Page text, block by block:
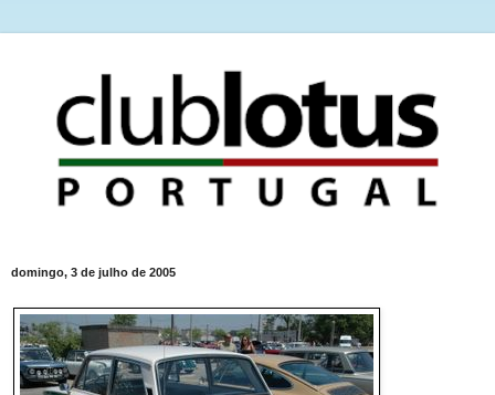
domingo, 3 de julho de 2005